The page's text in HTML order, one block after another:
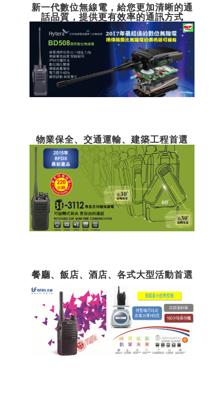
新一代數位無線電，給您更加清晰的通
話品質，提供更有效率的通訊方式
物業保全、交通運輸、建築工程首選
餐廳、飯店、酒店、各式大型活動首選